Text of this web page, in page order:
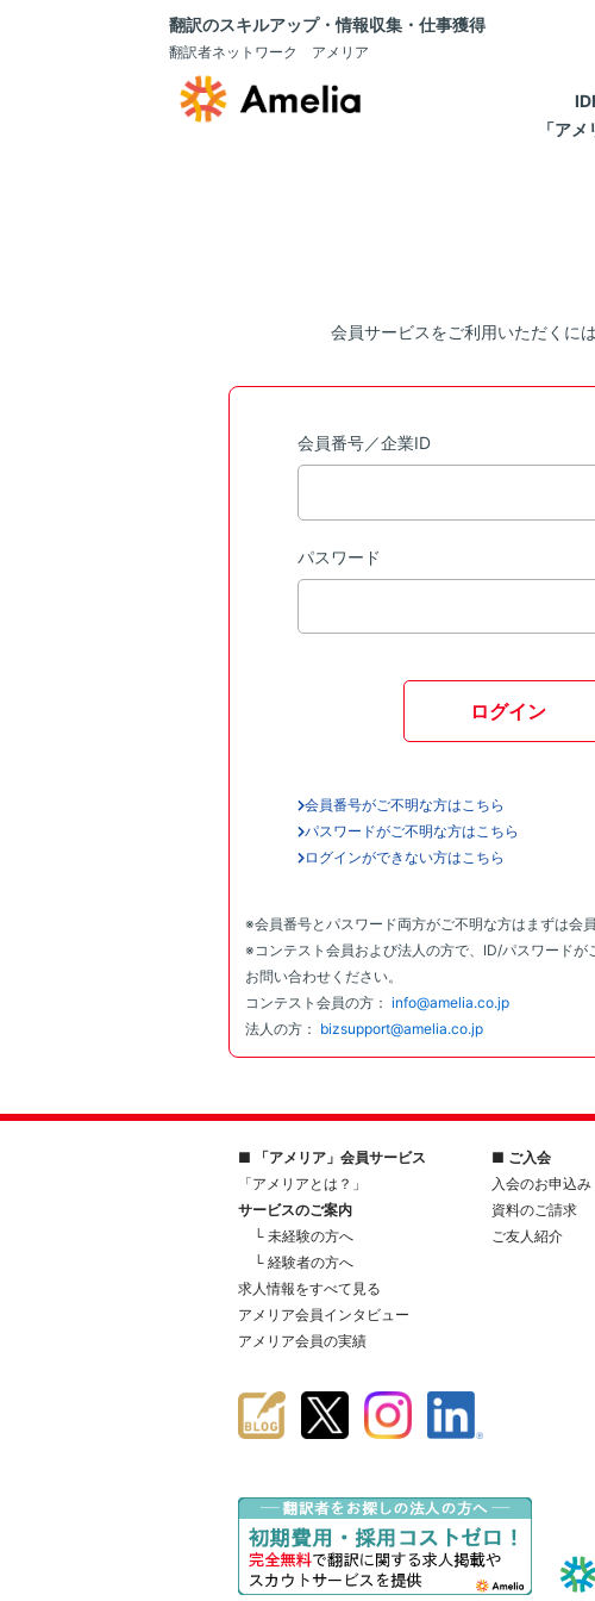
翻訳のスキルアップ・情報収集・仕事獲得
翻訳者ネットワーク アメリア
「ア
会員サービスをご利用いただくに
会員番号／企業ID
パスワード
ログイン
会員番号がご不明な方はこちら
パスワードがご不明な方はこちら
ログインができない方はこちら
※会員番号とパスワード両方がご不明な方はまずは会
※コンテスト会員および法人の方で、ID/パスワードが
お問い合わせください。
コンテスト会員の方： info@amelia.co.jp
法人の方： bizsupport@amelia.co.jp
■ 「アメリア」会員サービス
「アメリアとは？」
サービスのご案内
└ 未経験の方へ
└ 経験者の方へ
求人情報をすべて見る
アメリア会員インタビュー
アメリア会員の実績
■ ご入会
入会のお申込み
資料のご請求
ご友人紹介